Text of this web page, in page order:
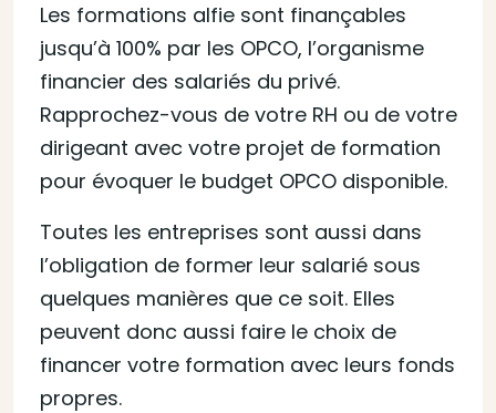
Les formations alfie sont finançables
jusqu’à 100% par les OPCO, l’organisme
financier des salariés du privé.
Rapprochez-vous de votre RH ou de votre
dirigeant avec votre projet de formation
pour évoquer le budget OPCO disponible.
Toutes les entreprises sont aussi dans
l’obligation de former leur salarié sous
quelques manières que ce soit. Elles
peuvent donc aussi faire le choix de
financer votre formation avec leurs fonds
propres.